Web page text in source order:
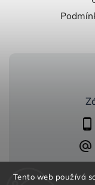
Tento web používá